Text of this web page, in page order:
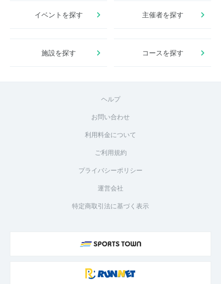
イベントを探す 主催者を探す
施設を探す コースを探す
ヘルプ
お問い合わせ
利用料金について
ご利用規約
プライバシーポリシー
運営会社
特定商取引法に基づく表示